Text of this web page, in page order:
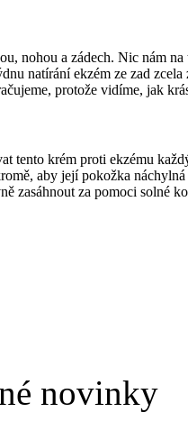
nohou a zádech. Nic nám
natírání ekzém ze zad
protože vidíme, jak
tento krém proti ekzému
aby její pokožka
zasáhnout za pomoci solné
novinky